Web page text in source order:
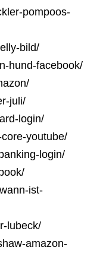
pompoos-
bild/
hund-facebook/
juli/
login/
youtube/
login/
ist-
lubeck/
amazon-